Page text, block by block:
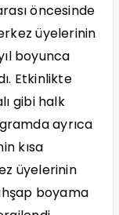
öncesinde
üyelerinin
boyunca
Etkinlikte
gibi halk
ayrıca
kısa
üyelerinin
boyama